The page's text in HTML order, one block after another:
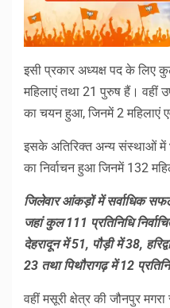
इसी प्रकार अध्यक्ष पद के लिए
महिलाएं तथा 21 पुरुष हैं। वहीं
का चयन हुआ, जिनमें 2 महिलाएं
इसके अतिरिक्त अन्य संस्थाओं में
का निर्वाचन हुआ जिनमें 132
जिलेवार आंकड़ों में सर्वाधिक
जहां कुल 111 प्रतिनिधि
देहरादून में 51, पौड़ी में 38,
23 तथा पिथौरागढ़ में 12
वहीं मसूरी क्षेत्र की जौनपुर